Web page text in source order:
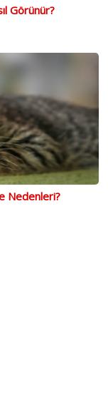
Görünür?
Nedenleri?